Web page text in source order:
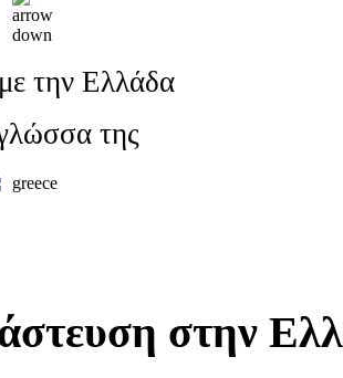
την Ελλάδα
της
στην